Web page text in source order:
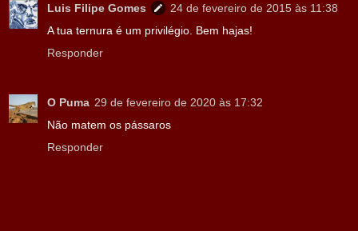
Luis Filipe Gomes
24 de fevereiro de 2015 às 11:38
A tua ternura é um privilégio. Bem hajas!
Responder
O Puma 29 de fevereiro de 2020 às 17:32
Não matem os pássaros
Responder